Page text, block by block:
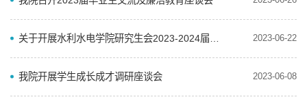
2023-06-22
我院开展学生成长成才调研座谈会 2023-06-08